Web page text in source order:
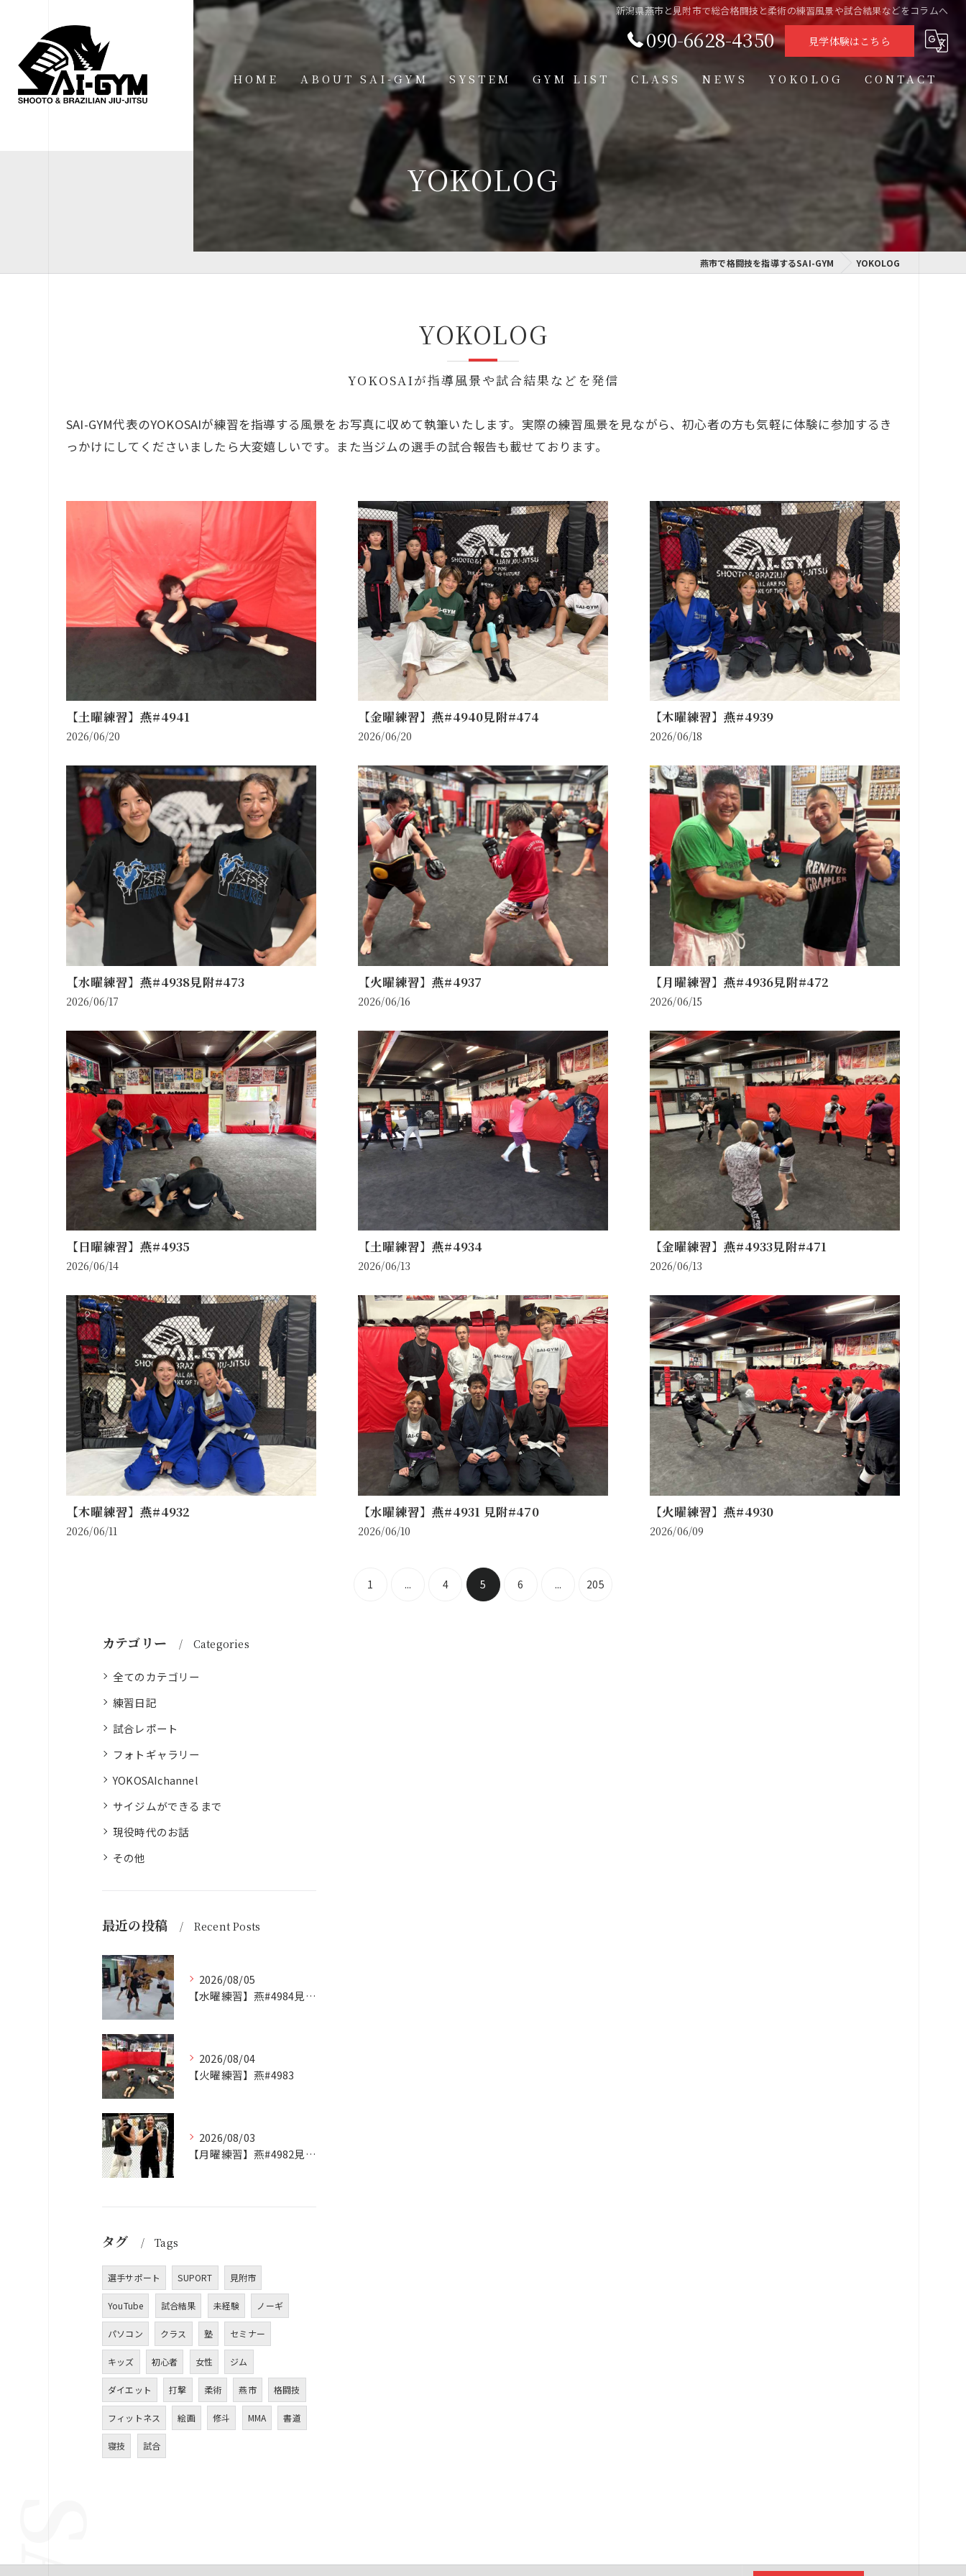
新潟県燕市と見附市で総合格闘技と柔術の練習風景や試合結果などをコラムへ
090-6628-4350 見学体験はこちら
HOME ABOUT SAI-GYM
INSTRUCTOR
FIGHTER
SYSTEM GYM LIST CLASS
タイムテーブル
格闘技クラス
通信制高校学習センター
NEWS YOKOLOG CONTACT
YOKOLOG
燕市で格闘技を指導するSAI-GYM YOKOLOG
YOKOLOG
YOKOSAIが指導風景や試合結果などを発信
SAI-GYM代表のYOKOSAIが練習を指導する風景をお写真に収めて執筆いたします。実際の練習風景を見ながら、初心者の方も気軽に体験に参加するき
っかけにしてくださいましたら大変嬉しいです。また当ジムの選手の試合報告も載せております。
【土曜練習】燕#4941
2026/06/20
【金曜練習】燕#4940見附#474
2026/06/20
【木曜練習】燕#4939
2026/06/18
【水曜練習】燕#4938見附#473
2026/06/17
【火曜練習】燕#4937
2026/06/16
【月曜練習】燕#4936見附#472
2026/06/15
【日曜練習】燕#4935
2026/06/14
【土曜練習】燕#4934
2026/06/13
【金曜練習】燕#4933見附#471
2026/06/13
【木曜練習】燕#4932
2026/06/11
【水曜練習】燕#4931 見附#470
2026/06/10
【火曜練習】燕#4930
2026/06/09
1 ... 4 5 6 ... 205
カテゴリー Categories
全てのカテゴリー
練習日記
試合レポート
フォトギャラリー
YOKOSAIchannel
サイジムができるまで
現役時代のお話
その他
最近の投稿 Recent Posts
2026/08/05
【水曜練習】燕#4984見附#492
2026/08/04
【火曜練習】燕#4983
2026/08/03
【月曜練習】燕#4982見附#491
タグ Tags
選手サポート SUPORT 見附市
YouTube 試合結果 未経験 ノーギ
パソコン クラス 塾 セミナー
キッズ 初心者 女性 ジム
ダイエット 打撃 柔術 燕市 格闘技
フィットネス 絵画 修斗 MMA 書道
寝技 試合